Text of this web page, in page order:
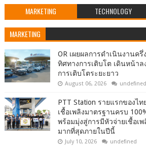
MARKETING TECHNOLOGY
MARKETING
OR เผยผลการดำเนินงานค
ทิศทางการเติบโต เดินหน้า
การเติบโตระยะยาว
August 06, 2026 undefined
PTT Station รายแรกของ
เชื้อเพลิงมาตรฐานครบ
พร้อมมุ่งสู่การมีหัวจ่ายเชื้อเ
มากที่สุดภายในปีนี้
July 10, 2026 undefined